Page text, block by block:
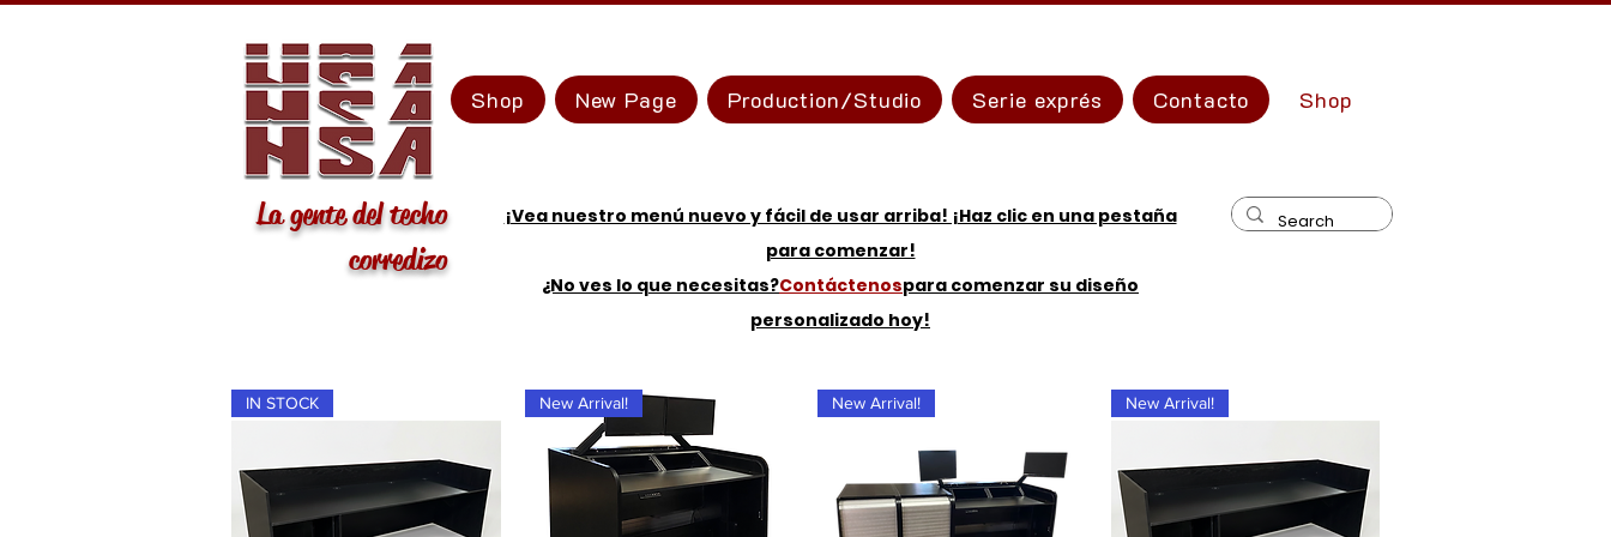
Shop New Page Production/Studio Serie exprés Contacto Shop
La gente del techo
corredizo
¡Vea nuestro menú nuevo y fácil de usar arriba! ¡Haz clic en una pestaña
para comenzar!
¿No ves lo que necesitas?Contáctenospara comenzar su diseño
personalizado hoy!
IN STOCK New Arrival! New Arrival! New Arrival!